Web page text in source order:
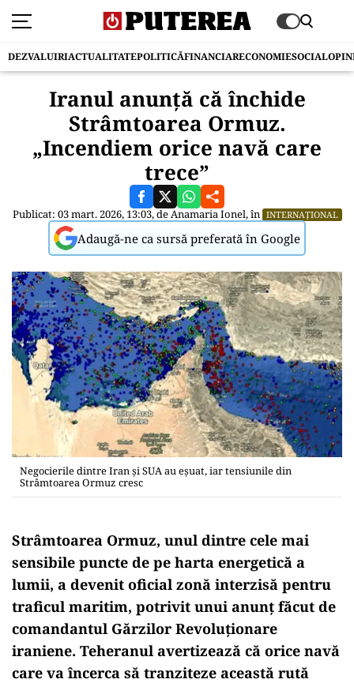
DEZVALUIRIACTUALITATEPOLITICĂFINANCIARECONOMIESOCIAL
Iranul anunță că închide
Strâmtoarea Ormuz.
„Incendiem orice navă care
trece”
Publicat: 03 mart. 2026, 13:03, deAnamaria Ionel, în INTERNAȚIONAL
Adaugă-ne ca sursă preferată în Google
Negocierile dintre Iran și SUA au eșuat, iar tensiunile din
Strâmtoarea Ormuz cresc
Strâmtoarea Ormuz, unul dintre cele mai
sensibile puncte de pe harta energetică a
lumii, a devenit oficial zonă interzisă pentru
traficul maritim, potrivit unui anunț făcut de
comandantul Gărzilor Revoluționare
iraniene. Teheranul avertizează că orice navă
care va încerca să tranziteze această rută